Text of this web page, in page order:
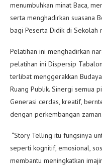
menumbuhkan minat Baca,
serta menghadirkan suasana
bagi Peserta Didik di Sekolah
Pelatihan ini menghadirkan
pelatihan ini Dispersip
terlibat menggerakkan
Ruang Publik. Sinergi semua
Generasi cerdas, kreatif,
dengan perkembangan zaman.
“Story Telling itu fungsinya
seperti kognitif, emosional,
membantu meningkatkan